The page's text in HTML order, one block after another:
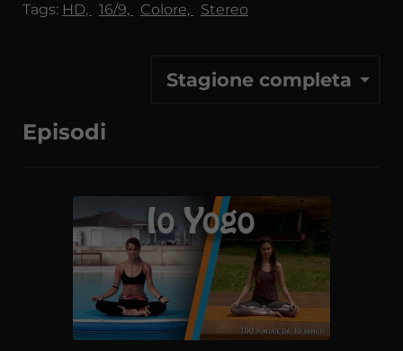
Tags: HD, 16/9, Colore, Stereo
Stagione completa
Episodi